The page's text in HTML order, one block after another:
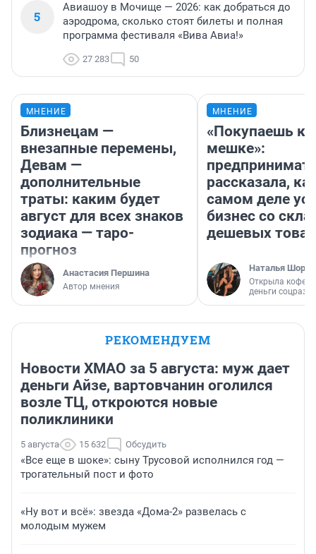
5
Авиашоу в Мочище — 2026: как добраться до
аэродрома, сколько стоят билеты и полная
программа фестиваля «Вива Авиа!»
27 283 50
МНЕНИЕ
Близнецам —
внезапные перемены,
Девам —
дополнительные
траты: каким будет
август для всех знаков
зодиака — таро-
прогноз
Анастасия Першина
Автор мнения
МНЕНИЕ
«Покупаешь
мешке»:
рассказала,
самом деле
бизнес со
дешевых
Наталья
Открыла
деньги
РЕКОМЕНДУЕМ
Новости ХМАО за 5 августа: муж дает
деньги Айзе, вартовчанин оголился
возле ТЦ, откроются новые
поликлиники
5 августа 15 632 Обсудить
«Все еще в шоке»: сыну Трусовой исполнился год —
трогательный пост и фото
«Ну вот и всё»: звезда «Дома-2» развелась с
молодым мужем